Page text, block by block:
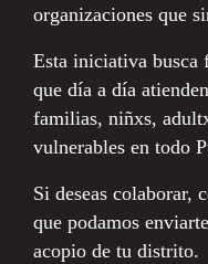
organizaciones que
Esta iniciativa busca
que día a día
familias, niñxs,
vulnerables en todo
Si deseas colaborar,
que podamos
acopio de tu distrito.